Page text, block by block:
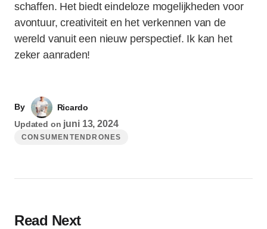
schaffen. Het biedt eindeloze mogelijkheden voor
avontuur, creativiteit en het verkennen van de
wereld vanuit een nieuw perspectief. Ik kan het
zeker aanraden!
By
Ricardo
Updated on juni 13, 2024
CONSUMENTENDRONES
Read Next